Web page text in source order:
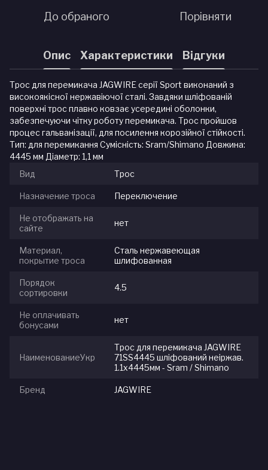
До обраного Порівняти
Опис Характеристики Відгуки
Трос для перемикача JAGWIRE серії Sport виконаний з
високоякісної нержавіючої сталі. Завдяки шліфованій
поверхні трос плавно ковзає усередині оболонки,
забезпечуючи чітку роботу перемикача. Трос пройшов
процес гальванізації, для посилення корозійної стійкості.
Тип: для перемикання Сумісність: Sram/Shimano Довжина:
4445 мм Діаметр: 1,1 мм
Вид
Трос
Назначение троса Переключение
Не отображать на
сайте
нет
Материал,
покрытие троса
Сталь нержавеющая
шлифованная
Порядок
сортировки
4.5
Не оплачивать
бонусами
нет
НаименованиеУкр
Трос для перемикача JAGWIRE
71SS4445 шліфований неіржав.
1.1х4445мм - Sram / Shimano
Бренд JAGWIRE